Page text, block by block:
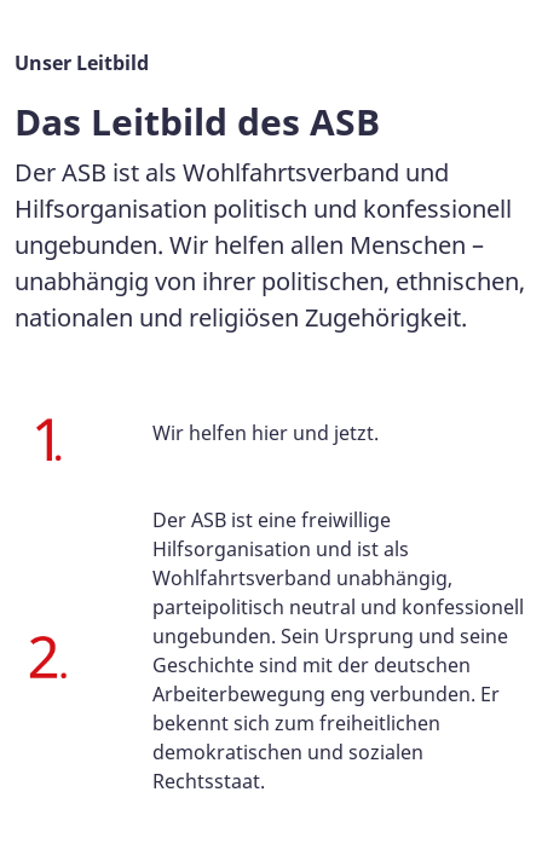
Unser Leitbild
Das Leitbild des ASB
Der ASB ist als Wohlfahrtsverband und
Hilfsorganisation politisch und konfessionell
ungebunden. Wir helfen allen Menschen –
unabhängig von ihrer politischen, ethnischen,
nationalen und religiösen Zugehörigkeit.
Wir helfen hier und jetzt.
Der ASB ist eine freiwillige
Hilfsorganisation und ist als
Wohlfahrtsverband unabhängig,
parteipolitisch neutral und konfessionell
ungebunden. Sein Ursprung und seine
Geschichte sind mit der deutschen
Arbeiterbewegung eng verbunden. Er
bekennt sich zum freiheitlichen
demokratischen und sozialen
Rechtsstaat.